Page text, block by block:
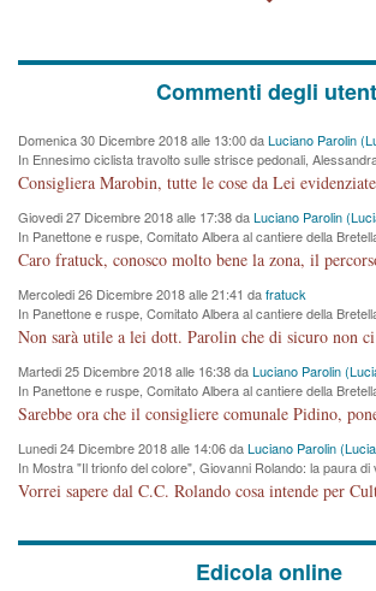
Commenti degli
Domenica 30 Dicembre 2018 alle 13:00 daLuciano Parolin
In Ennesimo ciclista travolto sulle strisce pedonali,
Comune si svegli"
Giovedi 27 Dicembre 2018 alle 17:38 daLuciano Parolin
In Panettone e ruspe, Comitato Albera al cantiere della
cronoprogramma"
Mercoledi 26 Dicembre 2018 alle 21:41 dafratuck
In Panettone e ruspe, Comitato Albera al cantiere della
cronoprogramma"
Martedi 25 Dicembre 2018 alle 16:38 daLuciano Parolin
In Panettone e ruspe, Comitato Albera al cantiere della
cronoprogramma"
Lunedi 24 Dicembre 2018 alle 14:06 daLuciano Parolin
In Mostra "Il trionfo del colore", Giovanni Rolando: la paura
Edicola online